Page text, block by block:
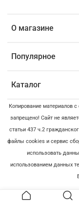
О магазине
Популярное
Каталог
Копирование материалов
запрещено! Сайт не
статьи 437 ч.2
файлы cookies и сервис
использовать
использованием данных